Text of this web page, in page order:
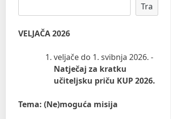
Tra
VELJAČA 2026
veljače do 1. svibnja 2026. -
Natječaj za kratku
učiteljsku priču KUP 2026.
Tema: (Ne)moguća misija